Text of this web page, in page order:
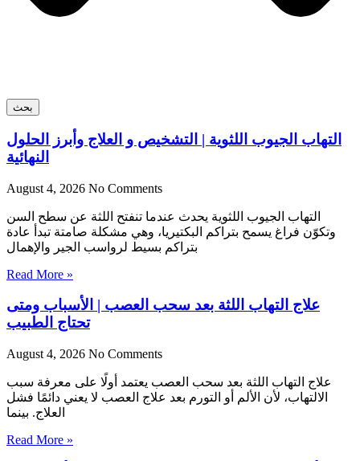
بحث
التهاب الجيوب اللثوية | التشخيص و العلاج وأبرز الحلول
النهائية
August 4, 2026 No Comments
التهاب الجيوب اللثوية يحدث عندما تنفتح اللثة عن سطح السن
وتكوّن فراغ يسمح بتراكم البكتيريا، وهي مشكلة صامتة تبدأ عادة
بتراكم بسيط لرواسب الجير والإهمال
Read More »
علاج التهاب اللثة بعد سحب العصب | الأسباب ومتى
تحتاج الطبيب
August 4, 2026 No Comments
علاج التهاب اللثة بعد سحب العصب يعتمد أولًا على معرفة سبب
الالتهاب، لأن الألم أو التورم بعد علاج العصب لا يعني دائمًا فشل
العلاج. بينما
Read More »